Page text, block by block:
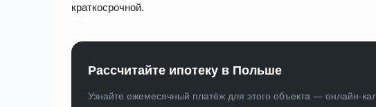
краткосрочной.
Рассчитайте ипотеку в Польше
Узнайте ежемесячный платёж для этого объекта — онлайн-